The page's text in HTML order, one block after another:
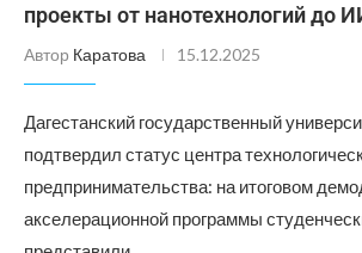
проекты от нанотехнологий до
Автор Каратова 15.12.2025
Дагестанский государственный
подтвердил статус центра
предпринимательства: на итоговом
акселерационной программы